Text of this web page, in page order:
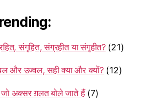
संगृहित, संग्रहीत या संगृहीत? (21)
और उज्वल, सही क्या और क्यों? (12)
अक्सर ग़लत बोले जाते हैं (7)